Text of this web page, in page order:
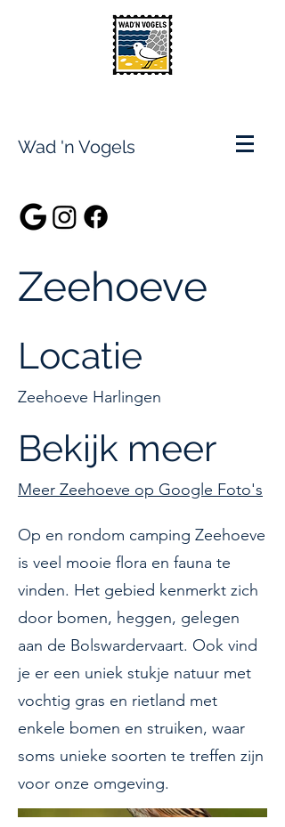
Wad 'n Vogels
Zeehoeve
Locatie
Zeehoeve Harlingen
Bekijk meer
Meer Zeehoeve op Google Foto's
Op en rondom camping Zeehoeve
is veel mooie flora en fauna te
vinden. Het gebied kenmerkt zich
door bomen, heggen, gelegen
aan de Bolswardervaart. Ook vind
je er een uniek stukje natuur met
vochtig gras en rietland met
enkele bomen en struiken, waar
soms unieke soorten te treffen zijn
voor onze omgeving.